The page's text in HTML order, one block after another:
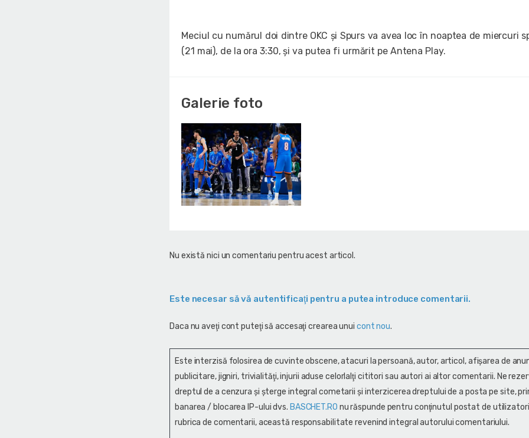
Meciul cu numărul doi dintre OKC și Spurs va avea loc în noaptea de miercuri
(21 mai), de la ora 3:30, și va putea fi urmărit pe Antena Play.
Galerie foto
Nu există nici un comentariu pentru acest articol.
Este necesar să vă autentificaţi pentru a putea introduce comentarii.
Daca nu aveţi cont puteţi să accesaţi crearea unui cont nou.
Este interzisă folosirea de cuvinte obscene, atacuri la persoană, autor, articol, afişarea de
publicitare, jigniri, trivialităţi, injurii aduse celorlalţi cititori sau autori ai altor comentarii. Ne
dreptul de a cenzura și şterge integral cometarii și interzicerea dreptului de a posta pe site,
banarea / blocarea IP-ului dvs. BASCHET.RO nu răspunde pentru conţinutul postat de
rubrica de comentarii, această responsabilitate revenind integral autorului comentariului.